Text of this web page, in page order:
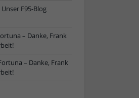
F95-Blog
– Danke, Frank
– Danke, Frank